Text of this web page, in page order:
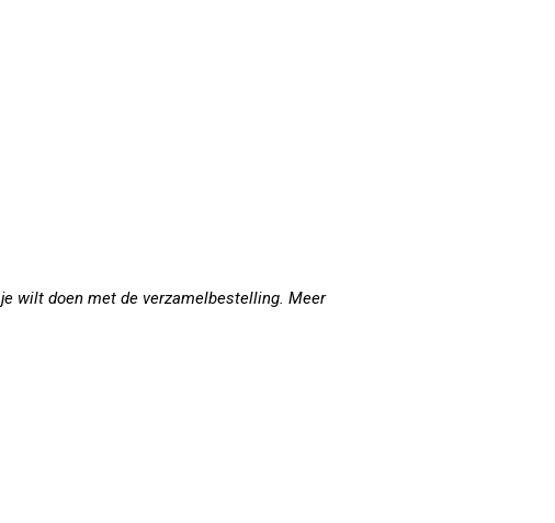
wilt doen met de verzamelbestelling. Meer